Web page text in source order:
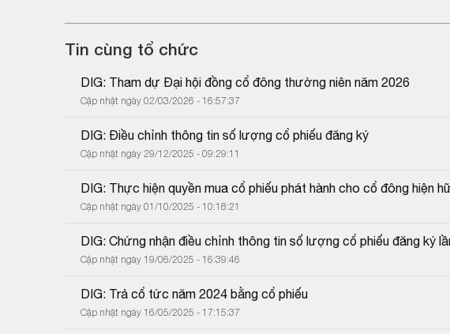
Tin cùng tổ chức
DIG: Tham dự Đại hội đồng cổ đông thường niên năm 2026
Cập nhật ngày 02/03/2026 - 16:57:37
DIG: Điều chỉnh thông tin số lượng cổ phiếu đăng ký
Cập nhật ngày 29/12/2025 - 09:29:11
DIG: Thực hiện quyền mua cổ phiếu phát hành cho cổ đông hiện
Cập nhật ngày 01/10/2025 - 10:18:21
DIG: Chứng nhận điều chỉnh thông tin số lượng cổ phiếu đăng ký
Cập nhật ngày 19/06/2025 - 16:39:46
DIG: Trả cổ tức năm 2024 bằng cổ phiếu
Cập nhật ngày 16/05/2025 - 17:15:37